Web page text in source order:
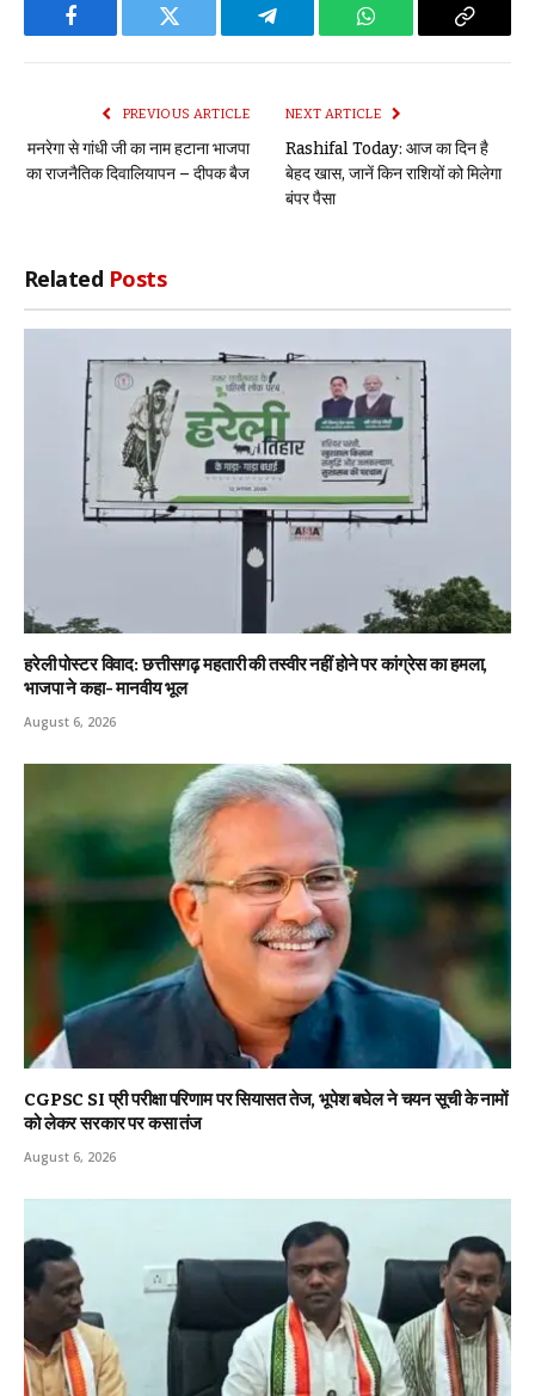
Facebook Twitter Telegram WhatsApp Copy
PREVIOUS ARTICLE
मनरेगा से गांधी जी का नाम हटाना भाजपा
का राजनैतिक दिवालियापन – दीपक बैज
NEXT ARTICLE
Rashifal Today: आज का दिन है
बेहद खास, जानें किन राशियों को मिलेगा
बंपर पैसा
Related Posts
हरेली पोस्टर विवाद: छत्तीसगढ़ महतारी की तस्वीर नहीं होने पर कांग्रेस का हमला,
भाजपा ने कहा- मानवीय भूल
August 6, 2026
CGPSC SI प्री परीक्षा परिणाम पर सियासत तेज, भूपेश बघेल ने चयन सूची के नामों
को लेकर सरकार पर कसा तंज
August 6, 2026